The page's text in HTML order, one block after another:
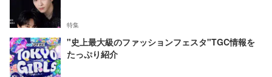
特集
"史上最大級のファッションフェスタ"TGC情報を
たっぷり紹介